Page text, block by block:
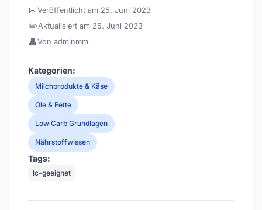
📅Veröffentlicht am 25. Juni 2023
✏️Aktualisiert am 25. Juni 2023
👤Von adminmm
Kategorien:
Milchprodukte & Käse
Öle & Fette
Low Carb Grundlagen
Nährstoffwissen
Tags:
lc-geeignet